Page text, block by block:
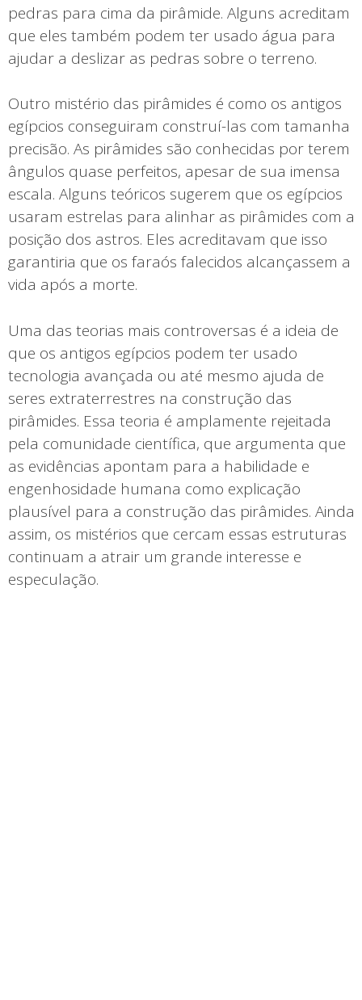
pedras para cima da pirâmide. Alguns acreditam
que eles também podem ter usado água para
ajudar a deslizar as pedras sobre o terreno.
Outro mistério das pirâmides é como os antigos
egípcios conseguiram construí-las com tamanha
precisão. As pirâmides são conhecidas por terem
ângulos quase perfeitos, apesar de sua imensa
escala. Alguns teóricos sugerem que os egípcios
usaram estrelas para alinhar as pirâmides com a
posição dos astros. Eles acreditavam que isso
garantiria que os faraós falecidos alcançassem a
vida após a morte.
Uma das teorias mais controversas é a ideia de
que os antigos egípcios podem ter usado
tecnologia avançada ou até mesmo ajuda de
seres extraterrestres na construção das
pirâmides. Essa teoria é amplamente rejeitada
pela comunidade científica, que argumenta que
as evidências apontam para a habilidade e
engenhosidade humana como explicação
plausível para a construção das pirâmides. Ainda
assim, os mistérios que cercam essas estruturas
continuam a atrair um grande interesse e
especulação.